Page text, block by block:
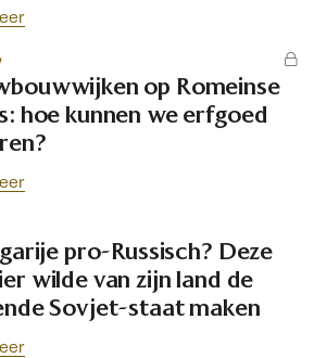
op Romeinse
hoe kunnen we erfgoed
pro-Russisch? Deze
wilde van zijn land de
Sovjet-staat maken